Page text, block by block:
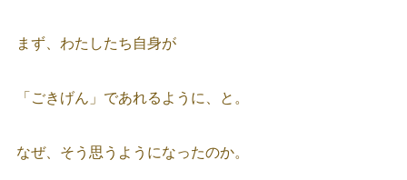
まず、わたしたち自身が
「ごきげん」であれるように、と。
なぜ、そう思うようになったのか。